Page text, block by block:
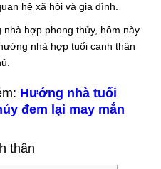
hệ xã hội và gia đình.
hợp phong thủy, hôm này
nhà hợp tuổi canh thân
Hướng nhà tuổi
đem lại may mắn
thân